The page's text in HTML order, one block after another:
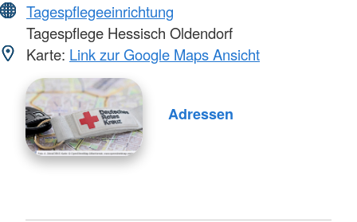
Tagespflegeeinrichtung
Tagespflege Hessisch Oldendorf
Karte: Link zur Google Maps Ansicht
Adressen